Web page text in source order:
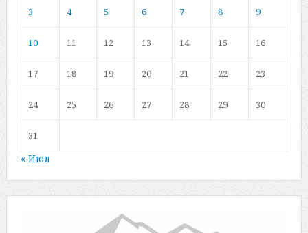
3 4 5 6 7 8 9
10 11 12 13 14 15 16
17 18 19 20 21 22 23
24 25 26 27 28 29 30
31
« Июл